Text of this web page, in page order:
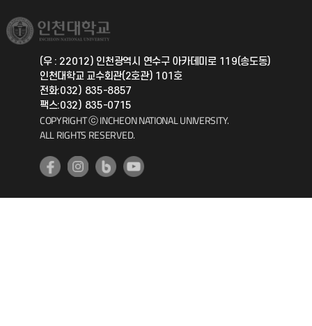
취업정보(학생)
총동문회
국제지원과
공자아카데미
기초교육원
(우 : 22012) 인천광역시 연수구 아카데미로 119(송도동)
인천대학교 교수회관(2호관) 101호
전화:032) 835-8857
팩스:032) 835-0715
COPYRIGHT ⓒ INCHEON NATIONAL UNIVERSITY.
ALL RIGHTS RESERVED.